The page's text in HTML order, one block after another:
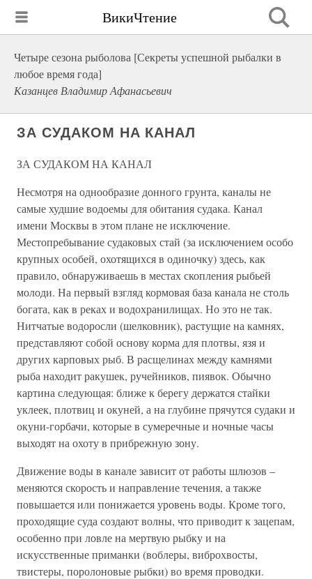
ВикиЧтение
Четыре сезона рыболова [Секреты успешной рыбалки в
любое время года]
Казанцев Владимир Афанасьевич
ЗА СУДАКОМ НА КАНАЛ
ЗА СУДАКОМ НА КАНАЛ
Несмотря на однообразие донного грунта, каналы не
самые худшие водоемы для обитания судака. Канал
имени Москвы в этом плане не исключение.
Местопребывание судаковых стай (за исключением особо
крупных особей, охотящихся в одиночку) здесь, как
правило, обнаруживаешь в местах скопления рыбьей
молоди. На первый взгляд кормовая база канала не столь
богата, как в реках и водохранилищах. Но это не так.
Нитчатые водоросли (шелковник), растущие на камнях,
представляют собой основу корма для плотвы, язя и
других карповых рыб. В расщелинах между камнями
рыба находит ракушек, ручейников, пиявок. Обычно
картина следующая: ближе к берегу держатся стайки
уклеек, плотвиц и окуней, а на глубине прячутся судаки и
окуни-горбачи, которые в сумеречные и ночные часы
выходят на охоту в прибрежную зону.
Движение воды в канале зависит от работы шлюзов –
меняются скорость и направление течения, а также
повышается или понижается уровень воды. Кроме того,
проходящие суда создают волны, что приводит к зацепам,
особенно при ловле на мертвую рыбку и на
искусственные приманки (воблеры, виброхвосты,
твистеры, поролоновые рыбки) во время проводки.